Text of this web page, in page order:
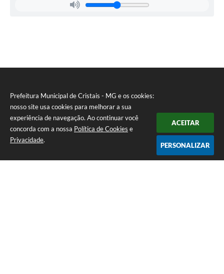
Prefeitura Municipal de Cristais - MG e os cookies:
nosso site usa cookies para melhorar a sua
experiência de navegação. Ao continuar você
concorda com a nossa Política de Cookies e
Privacidade.
ACEITAR
PERSONALIZAR